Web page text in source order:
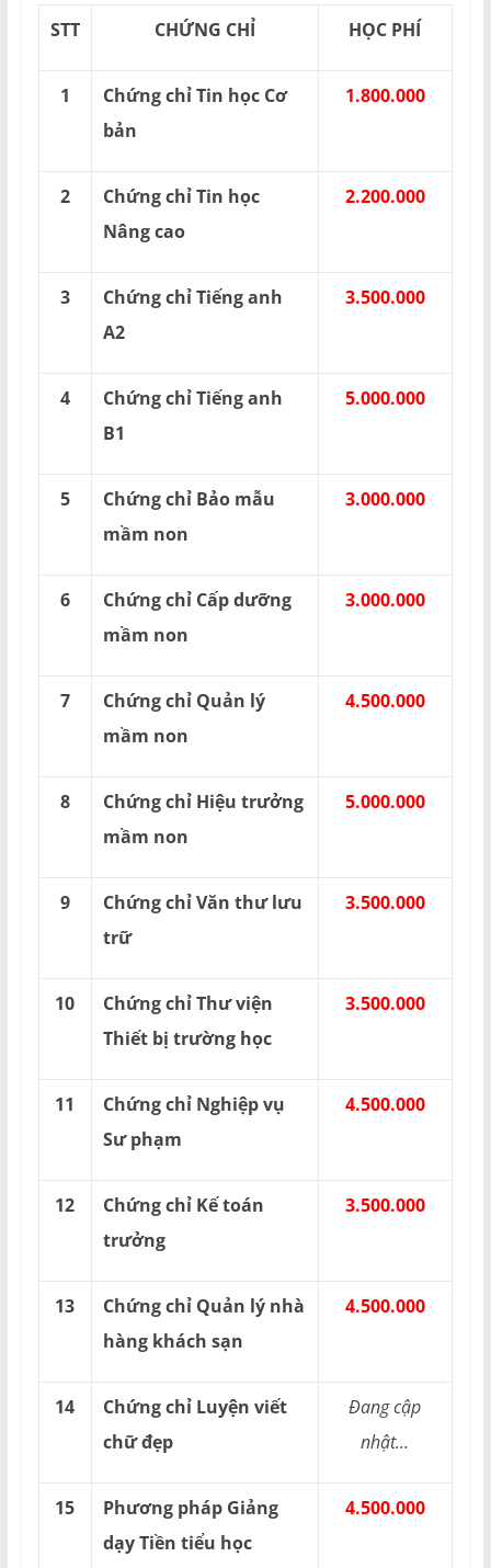
STT CHỨNG CHỈ HỌC PHÍ
1
Chứng chỉ Tin học Cơ
bản
1.800.000
2
Chứng chỉ Tin học
Nâng cao
2.200.000
3
Chứng chỉ Tiếng anh
A2
3.500.000
4
Chứng chỉ Tiếng anh
B1
5.000.000
5
Chứng chỉ Bảo mẫu
mầm non
3.000.000
6
Chứng chỉ Cấp dưỡng
mầm non
3.000.000
7
Chứng chỉ Quản lý
mầm non
4.500.000
8
Chứng chỉ Hiệu trưởng
mầm non
5.000.000
9
Chứng chỉ Văn thư lưu
trữ
3.500.000
10
Chứng chỉ Thư viện
Thiết bị trường học
3.500.000
11
Chứng chỉ Nghiệp vụ
Sư phạm
4.500.000
12
Chứng chỉ Kế toán
trưởng
3.500.000
13
Chứng chỉ Quản lý nhà
hàng khách sạn
4.500.000
14
Chứng chỉ Luyện viết
chữ đẹp
Đang cập
nhật...
15
Phương pháp Giảng
dạy Tiền tiểu học
4.500.000